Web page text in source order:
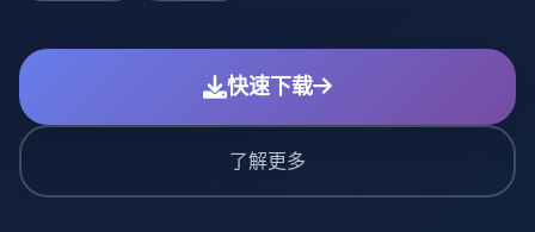
快速下载
了解更多